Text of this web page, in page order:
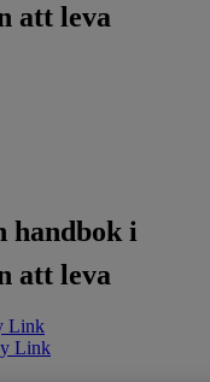
att leva
i
att leva
Link
Link